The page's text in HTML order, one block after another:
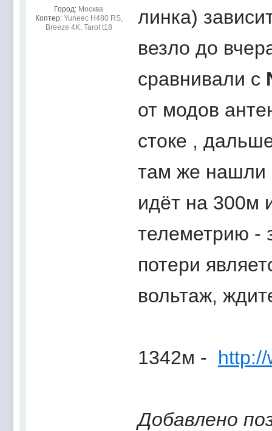
Город: Москва
Коптер: Yuneec H480 RS,
Breeze 4K; Tarot t18
линка)
везло до
сравнивали с
от модов
стоке ,
там же нашли
идёт на 300м
телеметрию -
потери
вольтаж,
1342м -
Добавлено